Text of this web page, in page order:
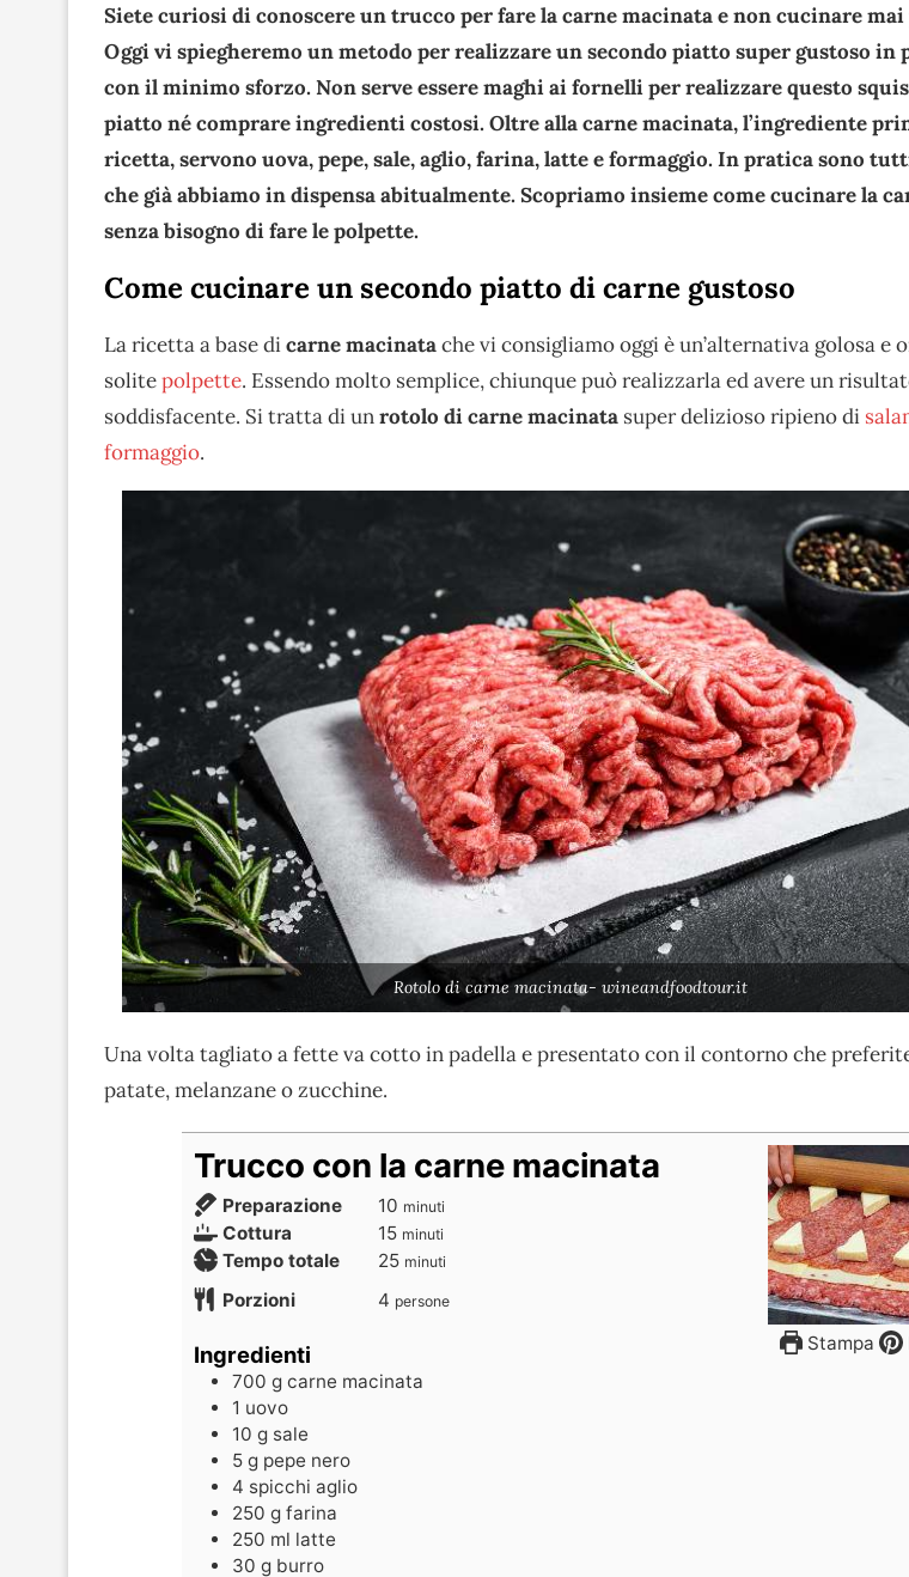
Siete curiosi di conoscere un trucco per fare la carne macinata e non cucinare
Oggi vi spiegheremo un metodo per realizzare un secondo piatto super gustoso in
con il minimo sforzo. Non serve essere maghi ai fornelli per realizzare questo
piatto né comprare ingredienti costosi. Oltre alla carne macinata, l’ingrediente
ricetta, servono uova, pepe, sale, aglio, farina, latte e formaggio. In pratica sono
che già abbiamo in dispensa abitualmente. Scopriamo insieme come cucinare la
senza bisogno di fare le polpette.
Come cucinare un secondo piatto di carne gustoso
La ricetta a base dicarne macinatache vi consigliamo oggi è un’alternativa golosa e
solitepolpette. Essendo molto semplice, chiunque può realizzarla ed avere un
soddisfacente. Si tratta di unrotolo di carne macinata super delizioso ripieno di
formaggio.
Rotolo di carne macinata- wineandfoodtour.it
Una volta tagliato a fette va cotto in padella e presentato con il contorno che
patate, melanzane o zucchine.
Stampa
Trucco con la carne macinata
Preparazione 10 minuti
Cottura 15 minuti
Tempo totale 25 minuti
Porzioni 4 persone
Ingredienti
700 g carne macinata
1 uovo
10 g sale
5 g pepe nero
4 spicchi aglio
250 g farina
250 ml latte
30 g burro